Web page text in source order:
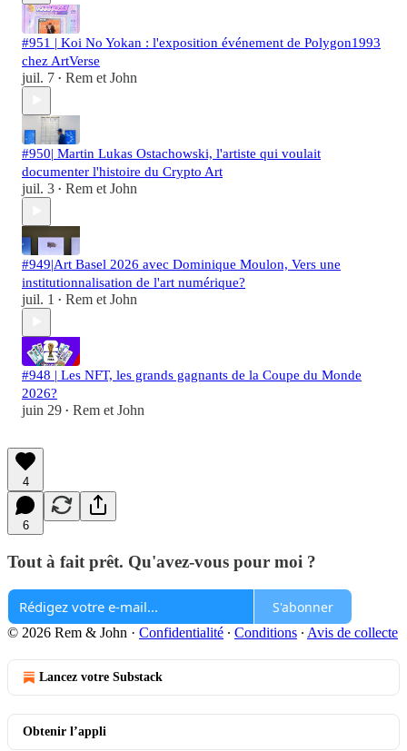
#951 | Koi No Yokan : l'exposition événement de Polygon1993
chez ArtVerse
juil. 7 • Rem et John
#950| Martin Lukas Ostachowski, l'artiste qui voulait
documenter l'histoire du Crypto Art
juil. 3 • Rem et John
#949|Art Basel 2026 avec Dominique Moulon, Vers une
institutionnalisation de l'art numérique?
juil. 1 • Rem et John
#948 | Les NFT, les grands gagnants de la Coupe du Monde
2026?
juin 29 • Rem et John
4
6
Tout à fait prêt. Qu'avez-vous pour moi ?
S'abonner
© 2026 Rem & John · Confidentialité ∙ Conditions ∙ Avis de collecte
Lancez votre Substack
Obtenir l’appli